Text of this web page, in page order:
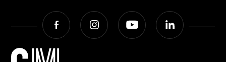
Facebook Instagram Youtube